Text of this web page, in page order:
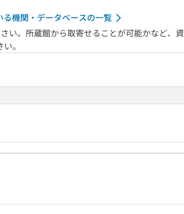
る機関・データベースの一覧
い。所蔵館から取寄せることが可能かなど、資
。